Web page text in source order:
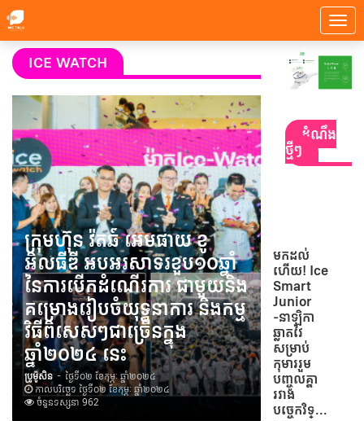
ICE WATCH
ក្រុមហ៊ុន វ៉តឆ៍ អេមផាយ ខូ
អិលធីឌី អបអរសាទរខួប១០ឆ្នាំ
នៃការបើកដំណើរការ ជាមួយនិង
គម្រោងរៀបចំយុទ្ធនាការ និងកម្ម
វិធីពិសេសៗជាច្រើនក្នុង
ឆ្នាំ២០២៤ នេះ
ប្រូម៉ូសិន - ថ្ងៃទី០២ ខែកុម្ភៈ ឆ្នាំ២០២៤
កាលបរិច្ឆេទ ថ្ងៃទី០២ ខែកុម្ភៈ ឆ្នាំ២០២៤
ចំនួនទស្សនា 962
ដំណឹង
ថ្មីៗ
មកដល់
ហើយ! Ice
Smart
Junior
-នាឡិកា
ឆ្លាតវៃ
សម្រាប់
កុមាររួម
បញ្ចូលគ្នា
រវាង
បច្ចេកវិទ្...